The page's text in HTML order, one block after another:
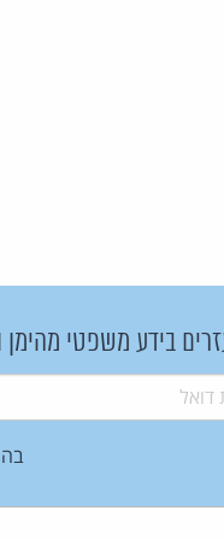
בידע משפטי